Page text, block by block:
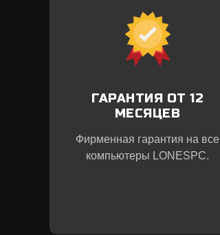
ГАРАНТИЯ ОТ 12
МЕСЯЦЕВ
Фирменная гарантия на все
компьютеры LONESPC.